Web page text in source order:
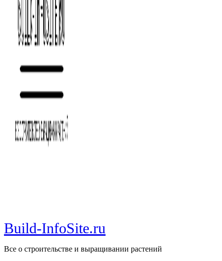
Build-InfoSite.ru
Все о строительстве и выращивании растений